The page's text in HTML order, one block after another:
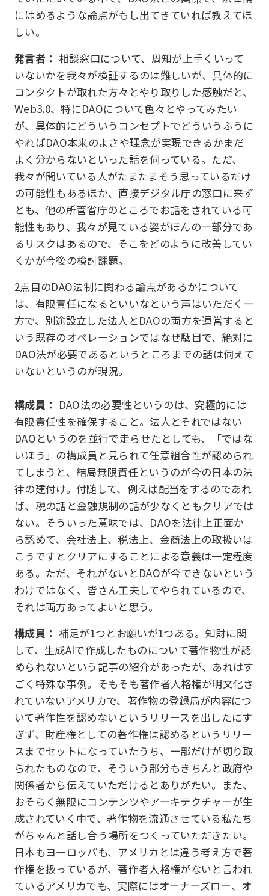
にはめるような論点がもし出てきていれば教えてほ
しい。
発言者： 相談窓口について、周知が上手くいって
いないかを我々が検証するのは難しいが、具体的に
コンタクトが取れた方々とやり取りした感触だと、
Web3.0、特にDAOについて色々とやってみたい
が、具体的にどういうコンセプトでどういうふうに
やればDAO本来のよさや理念が実現できるかまだ
よく分からないといった話を伺っている。ただ、
我々が聞いている人がたまたまそう思っているだけ
の可能性もあるほか、直接デジタル庁の窓口に来ず
とも、他の所管省庁のところでお話をされている可
能性もあり、我々が見ている姿がほんの一部分であ
るリスクはあるので、そこをどのように改善してい
くかが今後の検討課題。
2点目のDAO法制に関わる論点があるかについて
は、有限責任になるといいなという声はいただく一
方で、別途設立した法人とDAOの両方を運営すると
いう既存のオペレーションではなぜ駄目で、絶対に
DAO法が必要であるというところまでの話は伺えて
いないというのが現況。
構成員： DAO法の必要性というのは、究極的には
有限責任性を確保すること。法人とそれではない
DAOというのを並行で走らせたとしても、「ではな
いほう」の構成員と見られて任意組合性が認められ
てしまうと、結局無限責任というのが今の日本の法
律の建付け。付随して、例えば配当をするのであれ
ば、税の話と金融規制の話が少なくともクリアでは
ない。そういった意味では、DAOを法律上正面か
ら認めて、会社法上、税法上、金商法上の取扱いは
こうですとクリアにすることによる意義は一定程度
ある。ただ、それがないとDAOが今できないという
わけではなく、皆さん工夫してやられているので、
それは両方あってよいと思う。
構成員： 補足が1つとお願いが1つある。知財に関
して、生成AIで作成したものについて著作物性が認
められないという記事の紹介があったが、あれはす
ごく特殊な事例。そもそも著作者人格権が明文化さ
れていないアメリカで、著作物の登録局が内容につ
いて著作性を認めないというリリースを出したにす
ぎず、財産権としての著作権は認めるというリリー
スまでセットになっていたうち、一部だけが切り取
られたものなので、そういう部分もきちんと政府や
関係者から伝えていただけるとありがたい。また、
おそらく無限にコンテンツやアーキテクチャーが生
成されていく中で、著作物を流通させている私たち
がちゃんと話し合う場所をつくっていただきたい。
日本もヨーロッパも、アメリカとは違う考え方で著
作権を扱っているが、著作者人格権がないと言われ
ているアメリカでも、実際にはオーナーズロー、オ